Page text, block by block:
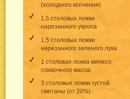
(холодного копчения)
1,5 столовых ложки
нарезанного укропа
1,5 столовых ложки
нарезанного зеленого лука
1 столовая ложка мягкого
сливочного масла
3 столовые ложки густой
сметаны (от 20%)